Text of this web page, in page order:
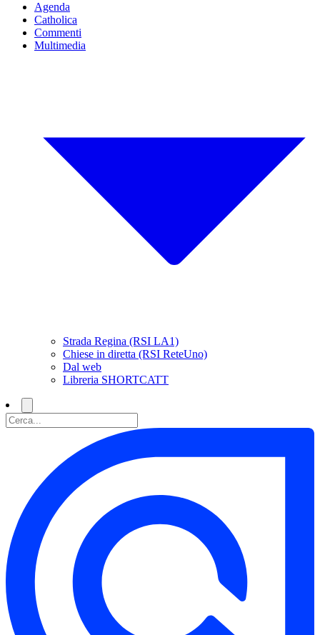
Agenda
Catholica
Commenti
Multimedia
Strada Regina (RSI LA1)
Chiese in diretta (RSI ReteUno)
Dal web
Libreria SHORTCATT